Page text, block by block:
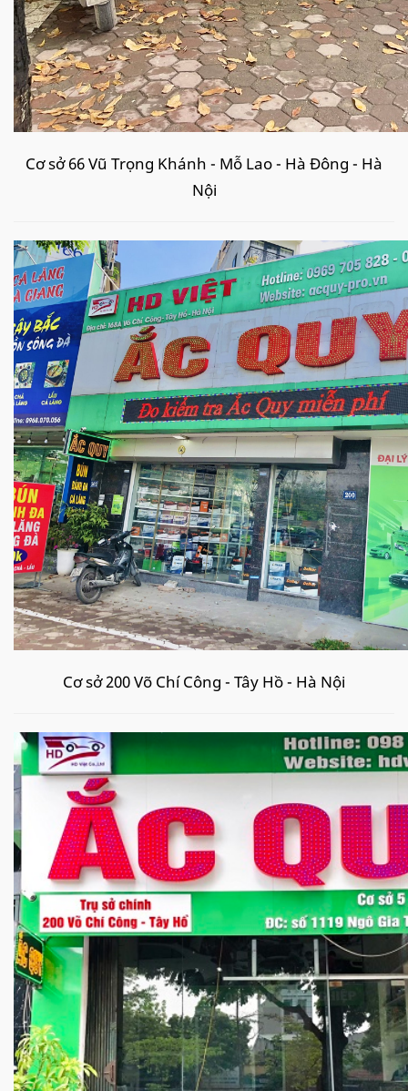
Cơ sở 66 Vũ Trọng Khánh - Mỗ Lao - Hà Đông - Hà
Nội
Cơ sở 200 Võ Chí Công - Tây Hồ - Hà Nội